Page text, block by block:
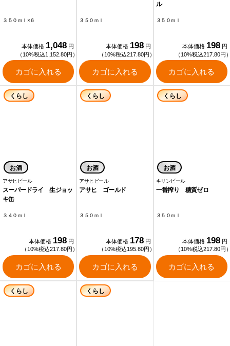
３５０ｍｌ×６
本体価格 1,048 円
（10%税込1,152.80円）
カゴに入れる
３５０ｍｌ
本体価格 198 円
（10%税込217.80円）
カゴに入れる
ル
３５０ｍｌ
本体価格 198 円
（10%税込217.80円
カゴに入れる
くらし
お酒
アサヒビール
スーパードライ 生ジョッ
キ缶
３４０ｍｌ
本体価格 198 円
（10%税込217.80円）
カゴに入れる
くらし
お酒
アサヒビール
アサヒ ゴールド
３５０ｍｌ
本体価格 178 円
（10%税込195.80円）
カゴに入れる
くらし
お酒
キリンビール
一番搾り 糖質ゼロ
３５０ｍｌ
本体価格 198 円
（10%税込217.80円
カゴに入れる
くらし くらし